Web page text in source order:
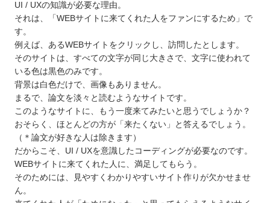
UI / UXの知識が必要な理由。
それは、「WEBサイトに来てくれた人をファンにするため」で
す。
例えば、あるWEBサイトをクリックし、訪問したとします。
そのサイトは、すべての文字が同じ大きさで、文字に使われて
いる色は黒色のみです。
背景は白色だけで、画像もありません。
まるで、論文を淡々と読むようなサイトです。
このようなサイトに、もう一度来てみたいと思うでしょうか？
おそらく、ほとんどの方が「来たくない」と答えるでしょう。
（＊論文が好きな人は除きます）
だからこそ、UI / UXを意識したコーディングが必要なのです。
WEBサイトに来てくれた人に、満足してもらう。
そのためには、見やすくわかりやすいサイト作りが欠かせませ
ん。